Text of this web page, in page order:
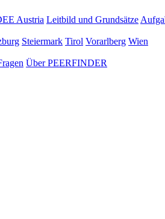
Austria Leitbild und Grundsätze
Steiermark Tirol Vorarlberg Wien
Über PEERFINDER